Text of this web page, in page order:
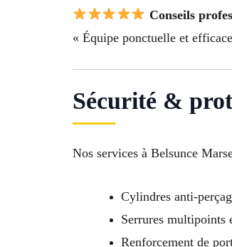
Conseils
« Équipe ponctuelle et
Sécurité &
Nos services à Belsunce
Cylindres anti-
Serrures multipoints
Renforcement de